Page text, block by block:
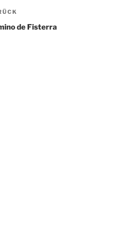
de Fisterra